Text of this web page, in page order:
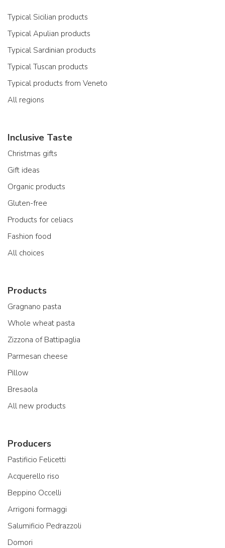
Typical Sicilian products
Typical Apulian products
Typical Sardinian products
Typical Tuscan products
Typical products from Veneto
All regions
Inclusive Taste
Christmas gifts
Gift ideas
Organic products
Gluten-free
Products for celiacs
Fashion food
All choices
Products
Gragnano pasta
Whole wheat pasta
Zizzona of Battipaglia
Parmesan cheese
Pillow
Bresaola
All new products
Producers
Pastificio Felicetti
Acquerello riso
Beppino Occelli
Arrigoni formaggi
Salumificio Pedrazzoli
Domori